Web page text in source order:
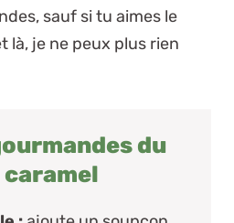
, sauf si tu aimes le
là, je ne peux plus rien
du